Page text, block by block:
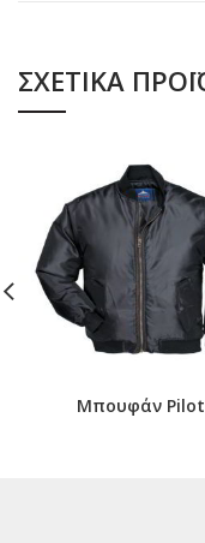
ΣΧΕΤΙΚΆ
Μπουφάν Pilot